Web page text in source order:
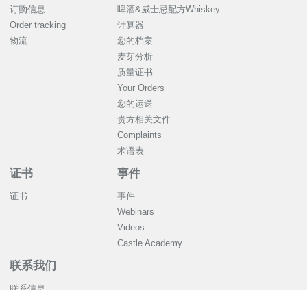
订购信息
Order tracking
物流
啤酒&威士忌配方Whiskey
计算器
您的档案
麦芽分析
质量证书
Your Orders
您的运送
贵方相关文件
Complaints
术语表
证书
证书
事件
事件
Webinars
Videos
Castle Academy
联系我们